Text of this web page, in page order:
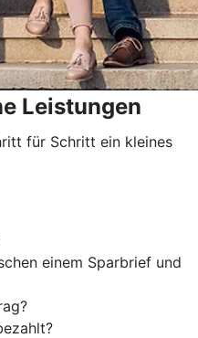
Leistungen
für Schritt ein kleines
einem Sparbrief und